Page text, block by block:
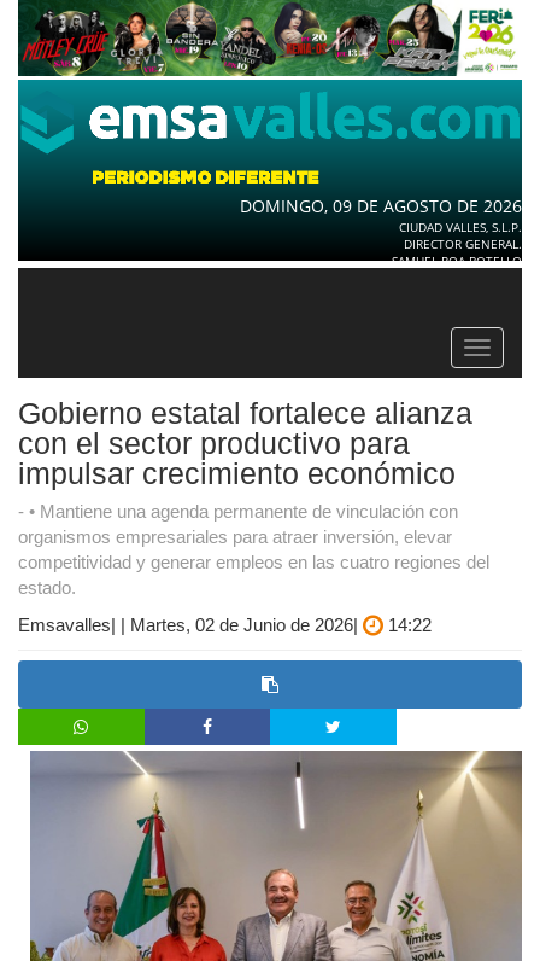
DOMINGO, 09 DE AGOSTO DE 2026
CIUDAD VALLES, S.L.P.
DIRECTOR GENERAL.
SAMUEL ROA BOTELLO
Toggle
Gobierno estatal fortalece alianza
con el sector productivo para
impulsar crecimiento económico
- • Mantiene una agenda permanente de vinculación con
organismos empresariales para atraer inversión, elevar
competitividad y generar empleos en las cuatro regiones del
estado.
Emsavalles| | Martes, 02 de Junio de 2026|
14:22